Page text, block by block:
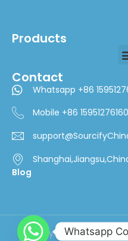
Products
Contact
Whatsapp +86
Mobile +86 15951276160
Blog
Copyright © 2024
Whatsapp